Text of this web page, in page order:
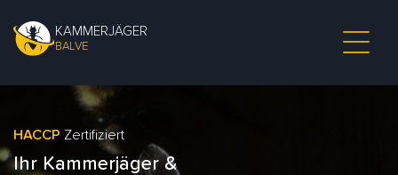
KAMMERJÄGER
BALVE
HACCP Zertifiziert
Ihr Kammerjäger &